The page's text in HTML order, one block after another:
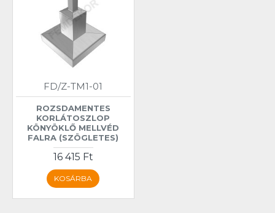
FD/Z-TM1-01
ROZSDAMENTES
KORLÁTOSZLOP
KÖNYÖKLŐ MELLVÉD
FALRA (SZÖGLETES)
16 415 Ft
KOSÁRBA